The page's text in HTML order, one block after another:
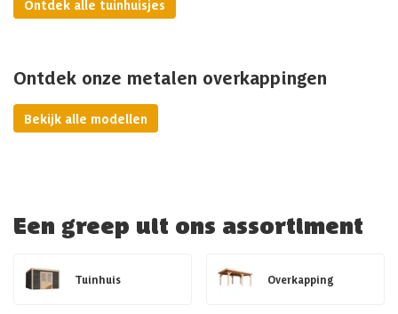
Ontdek alle tuinhuisjes
Ontdek onze metalen overkappingen
Bekijk alle modellen
Een greep uit ons assortiment
Tuinhuis Overkapping